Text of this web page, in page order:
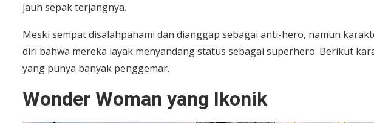
jauh sepak terjangnya.
Meski sempat disalahpahami dan dianggap sebagai anti-hero, namun
diri bahwa mereka layak menyandang status sebagai superhero. Berikut
yang punya banyak penggemar.
Wonder Woman yang Ikonik